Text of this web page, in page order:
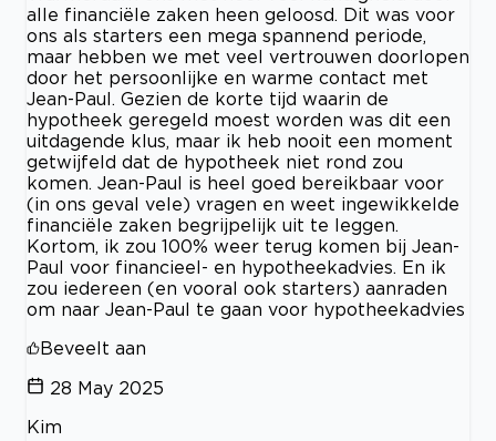
alle financiële zaken heen geloosd. Dit was voor
ons als starters een mega spannend periode,
maar hebben we met veel vertrouwen doorlopen
door het persoonlijke en warme contact met
Jean-Paul. Gezien de korte tijd waarin de
hypotheek geregeld moest worden was dit een
uitdagende klus, maar ik heb nooit een moment
getwijfeld dat de hypotheek niet rond zou
komen. Jean-Paul is heel goed bereikbaar voor
(in ons geval vele) vragen en weet ingewikkelde
financiële zaken begrijpelijk uit te leggen.
Kortom, ik zou 100% weer terug komen bij Jean-
Paul voor financieel- en hypotheekadvies. En ik
zou iedereen (en vooral ook starters) aanraden
om naar Jean-Paul te gaan voor hypotheekadvies
Beveelt aan
28 May 2025
Kim